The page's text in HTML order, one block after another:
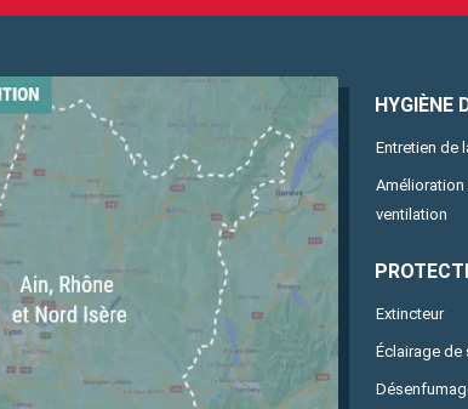
HYGIÈNE
Entretien de
ventilation
Extincteur
Éclairage de